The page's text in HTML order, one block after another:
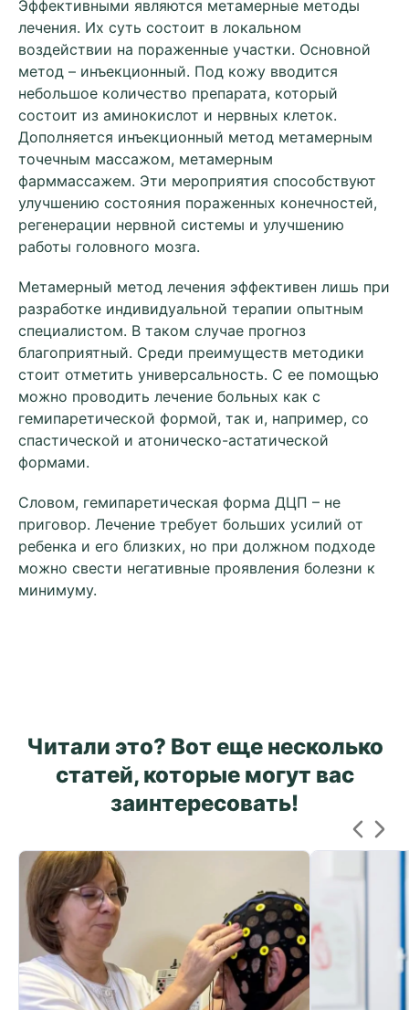
Эффективными являются метамерные методы
лечения. Их суть состоит в локальном
воздействии на пораженные участки. Основной
метод – инъекционный. Под кожу вводится
небольшое количество препарата, который
состоит из аминокислот и нервных клеток.
Дополняется инъекционный метод метамерным
точечным массажом, метамерным
фарммассажем. Эти мероприятия способствуют
улучшению состояния пораженных конечностей,
регенерации нервной системы и улучшению
работы головного мозга.
Метамерный метод лечения эффективен лишь при
разработке индивидуальной терапии опытным
специалистом. В таком случае прогноз
благоприятный. Среди преимуществ методики
стоит отметить универсальность. С ее помощью
можно проводить лечение больных как с
гемипаретической формой, так и, например, со
спастической и атоническо-астатической
формами.
Словом, гемипаретическая форма ДЦП – не
приговор. Лечение требует больших усилий от
ребенка и его близких, но при должном подходе
можно свести негативные проявления болезни к
минимуму.
Читали это? Вот еще несколько
статей, которые могут вас
заинтересовать!